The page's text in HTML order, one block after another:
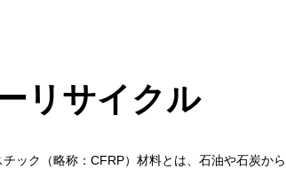
リサイクル
ック（略称：CFRP）材料とは、石油や石炭から